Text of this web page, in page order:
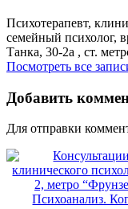
Психотерапевт,
семейный психолог,
Танка, 30-2а , ст.
Посмотреть все
Добавить
Для отправки